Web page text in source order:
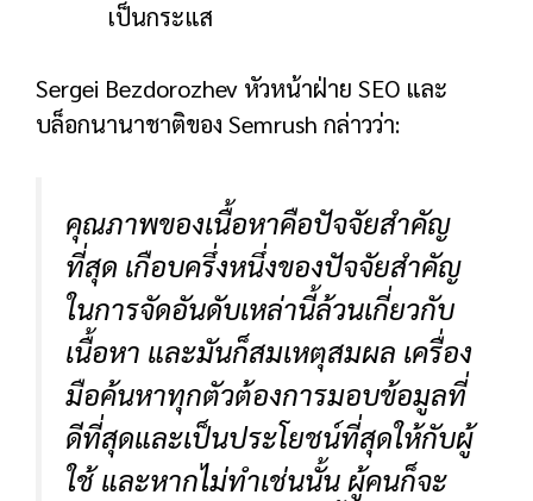
เป็นกระแส
Sergei Bezdorozhev หัวหน้าฝ่าย SEO และ
บล็อกนานาชาติของ Semrush กล่าวว่า:
คุณภาพของเนื้อหาคือปัจจัยสำคัญ
ที่สุด เกือบครึ่งหนึ่งของปัจจัยสำคัญ
ในการจัดอันดับเหล่านี้ล้วนเกี่ยวกับ
เนื้อหา และมันก็สมเหตุสมผล เครื่อง
มือค้นหาทุกตัวต้องการมอบข้อมูลที่
ดีที่สุดและเป็นประโยชน์ที่สุดให้กับผู้
ใช้ และหากไม่ทำเช่นนั้น ผู้คนก็จะ